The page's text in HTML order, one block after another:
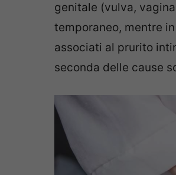
genitale (vulva,
temporaneo, mentre
associati al prurito
seconda delle cause